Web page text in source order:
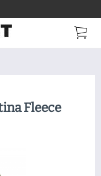
Fleece